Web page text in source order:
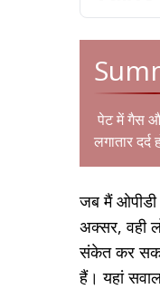
पेट में गैस
लगातार
जब मैं
अक्सर, वही
संकेत कर
हैं। यहां